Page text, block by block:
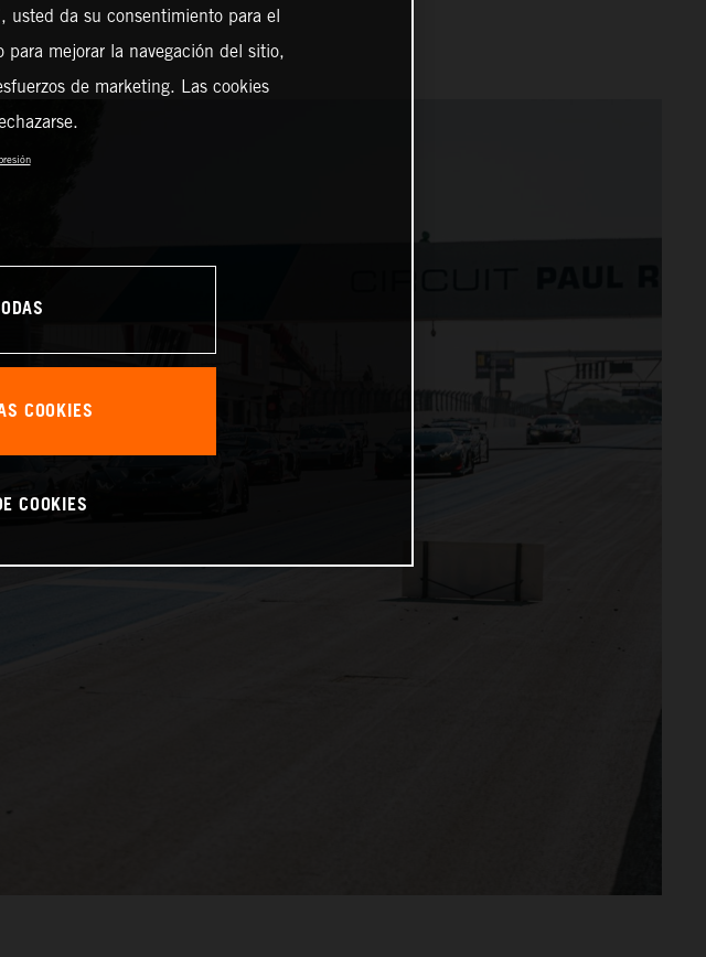
usted da su consentimiento para el
mejorar la navegación del sitio,
de marketing. Las cookies
COOKIES
COOKIES